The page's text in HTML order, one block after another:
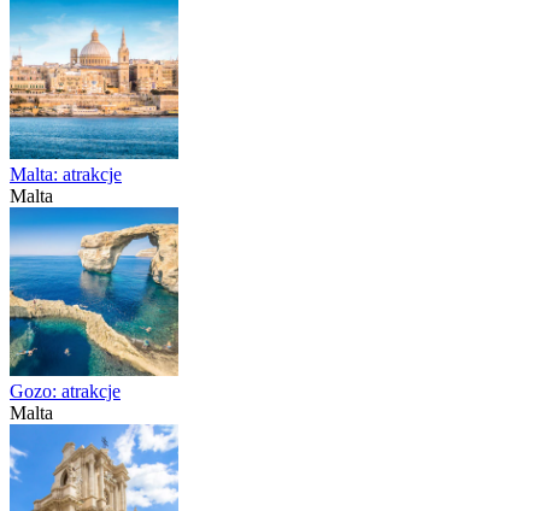
Malta: atrakcje
Malta
Gozo: atrakcje
Malta